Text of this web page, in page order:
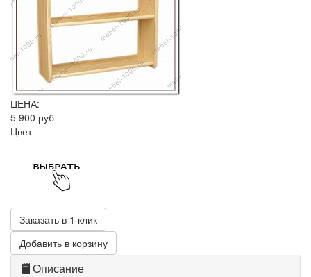
ЦЕНА:
5 900 руб
Цвет
Заказать в 1 клик
Добавить в корзину
Описание